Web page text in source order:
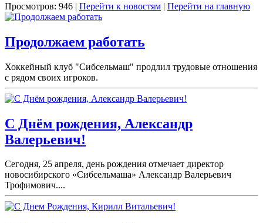
Просмотров: 946 | Перейти к новостям | Перейти на главную
Продолжаем работать
Хоккейный клуб "Сибсельмаш" продлил трудовые отношения
с рядом своих игроков.
С Днём рождения, Александр
Валерьевич!
Сегодня, 25 апреля, день рождения отмечает директор
новосибирского «Сибсельмаша» Александр Валерьевич
Трофимович....